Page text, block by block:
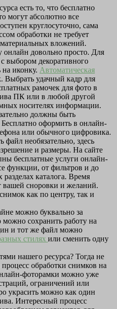
есть то, что бесплатно
могут абсолютно все
круглосуточно, сама
обработки не требует
вложений.
онлайн довольно просто. Для
выбором декоративного
иконку. Автоматическая
Выбрать удачный кадр для
рамочек для фото в
ПК или в любой другой
носителях информации.
должны быть
Бесплатно оформить в онлайн-
или обычного цифровика.
необязательно, здесь
и размеры. На сайте
бесплатные услуги онлайн-
функции, от фильтров и до
каталога. Время
вашей сноровки и желаний.
как по центру, так и
можно буквально за
можно сохранить работу на
и тот же файл можно
стилях или сменить одну
нашего ресурса? Тогда не
обработки снимков на
фоторамки можно уже
ограничений или
украсить можно как один
Интересный процесс